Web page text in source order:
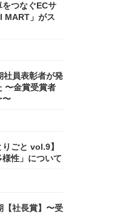
つなぐECサ
MART」がス
社員表彰者が発
〜金賞受賞者
〜
りごと vol.9】
性」について
【社長賞】〜受